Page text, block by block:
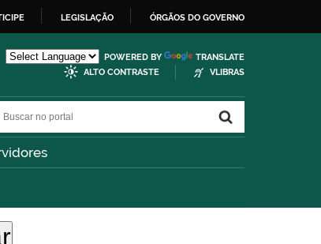
LEGISLAÇÃO ÓRGÃOS DO GOVERNO
POWERED BY
TRANSLATE
ALTO CONTRASTE
VLIBRAS